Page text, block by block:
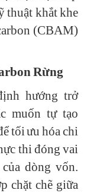
thuật khắt khe
(CBAM)
Rừng
hướng trở
muốn tự tạo
tối ưu hóa chi
thi đóng vai
dòng vốn.
chặt chẽ giữa